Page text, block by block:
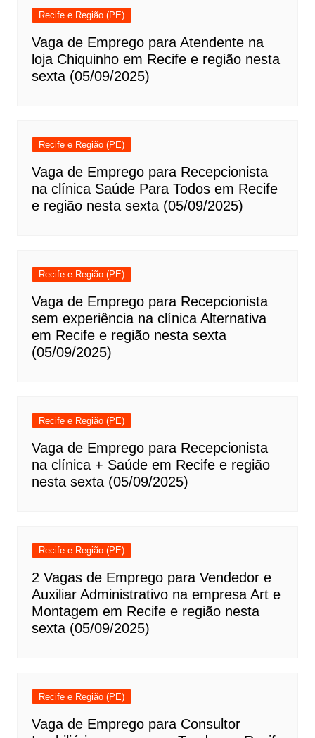
Recife e Região (PE)
Vaga de Emprego para Atendente na
loja Chiquinho em Recife e região nesta
sexta (05/09/2025)
Recife e Região (PE)
Vaga de Emprego para Recepcionista
na clínica Saúde Para Todos em Recife
e região nesta sexta (05/09/2025)
Recife e Região (PE)
Vaga de Emprego para Recepcionista
sem experiência na clínica Alternativa
em Recife e região nesta sexta
(05/09/2025)
Recife e Região (PE)
Vaga de Emprego para Recepcionista
na clínica + Saúde em Recife e região
nesta sexta (05/09/2025)
Recife e Região (PE)
2 Vagas de Emprego para Vendedor e
Auxiliar Administrativo na empresa Art e
Montagem em Recife e região nesta
sexta (05/09/2025)
Recife e Região (PE)
Vaga de Emprego para Consultor